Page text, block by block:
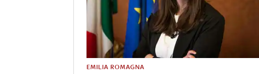
EMILIA ROMAGNA